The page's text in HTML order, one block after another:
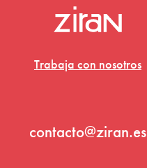
Trabaja con nosotros
contacto@ziran.es